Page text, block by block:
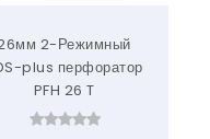
2-Режимный
plus перфоратор
PFH 26 T